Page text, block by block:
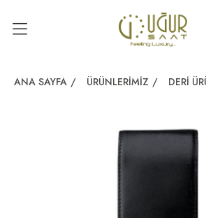
ANA SAYFA / ÜRÜNLERIMIZ / DERI